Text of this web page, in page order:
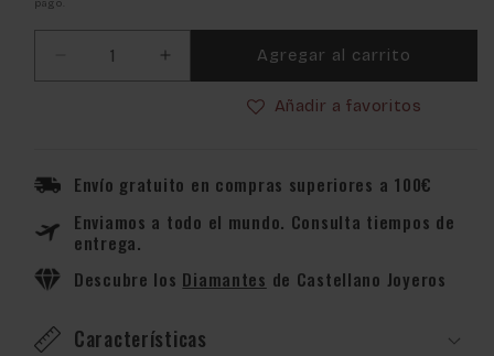
pago.
Reducir
cantidad
G-
GA-
700-
1BER
cantidad
G-
GA-
1BER
Agregar al carrito
Añadir a favoritos
Envío gratuito en compras superiores a 100€
Enviamos a todo el mundo. Consulta tiempos de
entrega.
Descubre los Diamantes de Castellano Joyeros
Características